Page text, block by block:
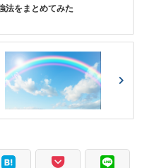
法をまとめてみた